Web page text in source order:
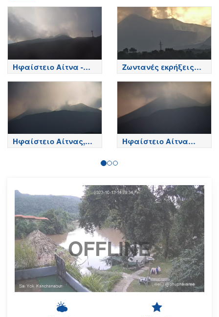
Ηφαίστειο Αίτνα -
Κορυφή κρατήρων,
Ζωντανές εκρήξεις
της Αίτνας
Ηφαίστειο Αίτνας,
Βόρεια πλευρά - Etna
Ηφαίστειο Αίτνα
Τώρα
OFFLINE